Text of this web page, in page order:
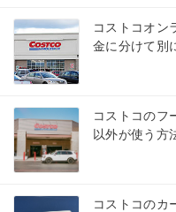
コストコオン
金に分けて別
コストコのフ
以外が使う方
コストコのカ